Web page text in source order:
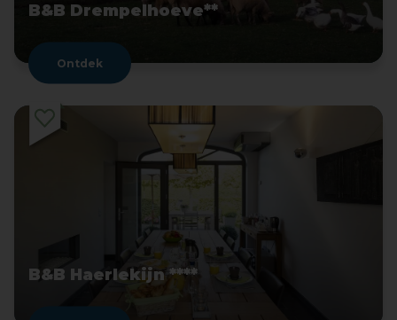
B&B Drempelhoeve**
Ontdek
B&B Haerlekijn ****